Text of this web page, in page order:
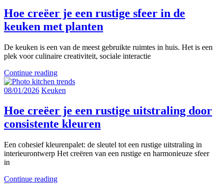
Hoe creëer je een rustige sfeer in de
keuken met planten
De keuken is een van de meest gebruikte ruimtes in huis. Het is een
plek voor culinaire creativiteit, sociale interactie
Continue reading
08/01/2026 Keuken
Hoe creëer je een rustige uitstraling door
consistente kleuren
Een cohesief kleurenpalet: de sleutel tot een rustige uitstraling in
interieurontwerp Het creëren van een rustige en harmonieuze sfeer
in
Continue reading